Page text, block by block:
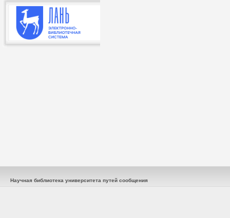
Научная библиотека университета путей сообщения